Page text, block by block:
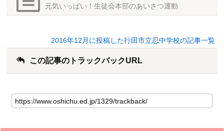
元気いっぱい！生徒会本部のあいさつ運動
2016年12月に投稿した行田市立忍中学校の記事一覧
この記事のトラックバックURL